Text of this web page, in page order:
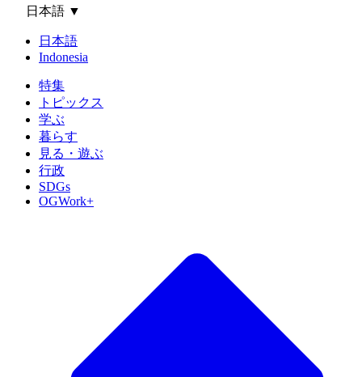
日本語 ▼
日本語
Indonesia
特集
トピックス
学ぶ
暮らす
見る・遊ぶ
行政
SDGs
OGWork+